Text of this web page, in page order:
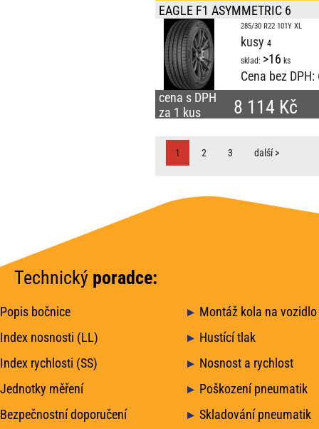
EAGLE F1 ASYMMETRIC 6
285/30 R22 101Y XL
kusy
sklad: >16 ks
Cena bez DPH:
cena s DPH
za 1 kus
8 114 Kč
1 2 3 další >
Technický poradce:
Popis bočnice
Montáž kola na vozidlo
Index nosnosti (LL)
Hustící tlak
Index rychlosti (SS)
Nosnost a rychlost
Jednotky měření
Poškození pneumatik
Bezpečnostní doporučení
Skladování pneumatik